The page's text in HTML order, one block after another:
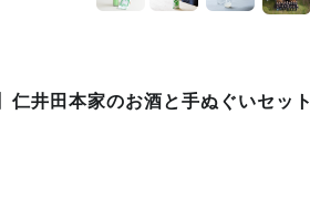
仁井田本家のお酒と手ぬぐいセット